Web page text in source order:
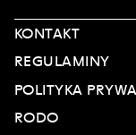
KONTAKT
REGULAMINY
POLITYKA
RODO